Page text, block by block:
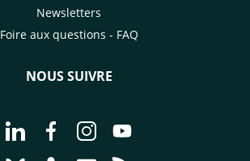
Newsletters
Foire aux questions - FAQ
NOUS SUIVRE
Aller à la page Nous suivre sur
Aller à la page Nous suivre sur
Aller à la page Nous
Aller à la page